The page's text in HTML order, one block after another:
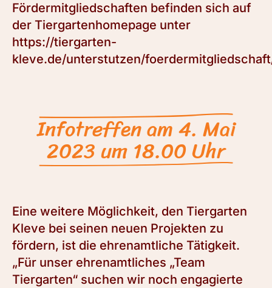
Fördermitgliedschaften befinden sich auf
der Tiergartenhomepage unter
https://tiergarten-
kleve.de/unterstutzen/
Infotreffen am 4. Mai
2023 um 18.00 Uhr
Eine weitere Möglichkeit, den Tiergarten
Kleve bei seinen neuen Projekten zu
fördern, ist die ehrenamtliche Tätigkeit.
„Für unser ehrenamtliches „Team
Tiergarten“ suchen wir noch engagierte